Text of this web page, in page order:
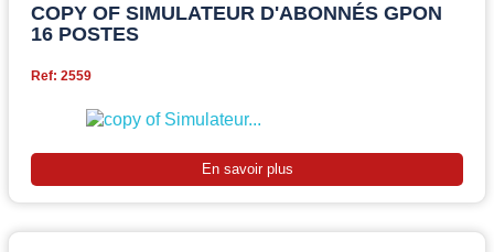
COPY OF SIMULATEUR D'ABONNÉS GPON
16 POSTES
Ref: 2559
En savoir plus